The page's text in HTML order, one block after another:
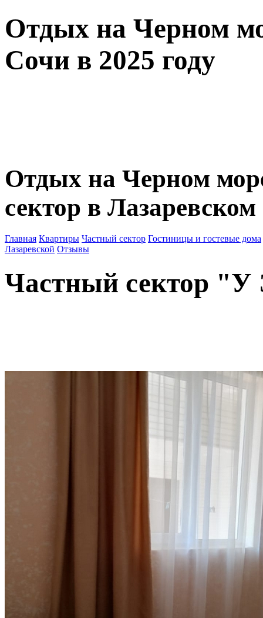
Отдых на Черном
Сочи в 2025 году
Отдых на Черном
сектор в Лазаревском
Главная Квартиры Частный сектор Гостиницы и гостевые дома
Лазаревской Отзывы
Частный сектор